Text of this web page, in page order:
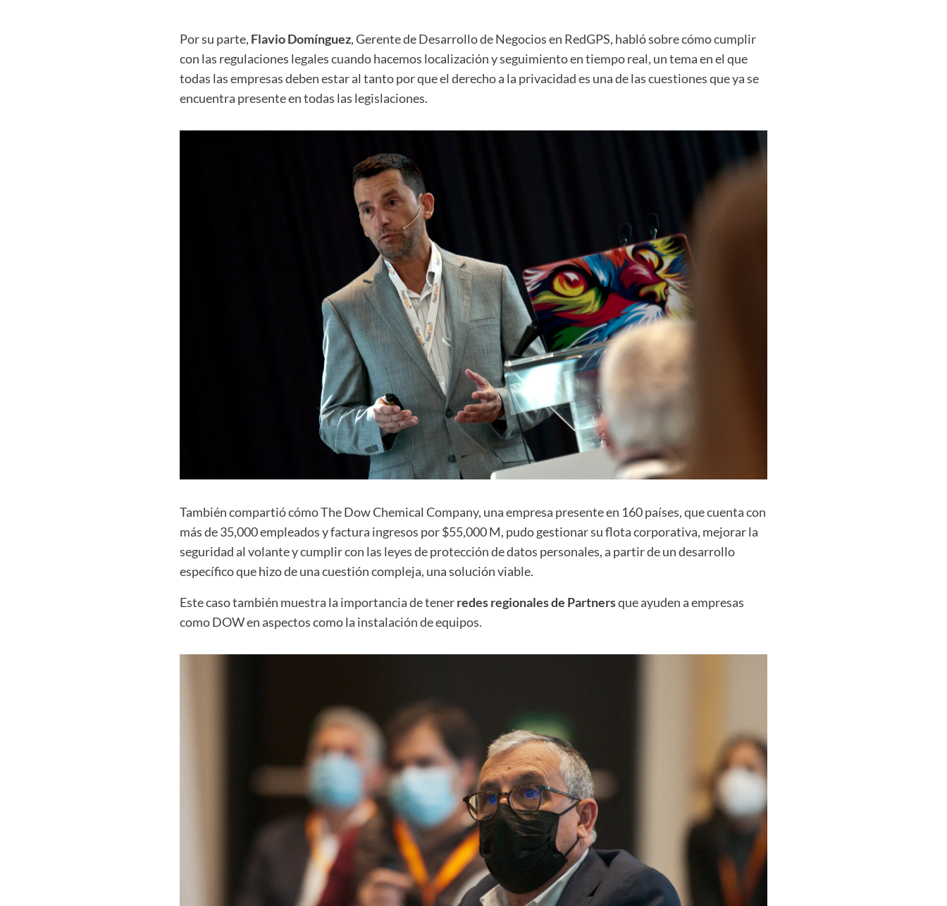
Por su parte, Flavio Domínguez, Gerente de Desarrollo de Negocios en RedGPS, habló sobre cómo cumplir
con las regulaciones legales cuando hacemos localización y seguimiento en tiempo real, un tema en el que
todas las empresas deben estar al tanto por que el derecho a la privacidad es una de las cuestiones que ya se
encuentra presente en todas las legislaciones.
También compartió cómo The Dow Chemical Company, una empresa presente en 160 países, que cuenta con
más de 35,000 empleados y factura ingresos por $55,000 M, pudo gestionar su flota corporativa, mejorar la
seguridad al volante y cumplir con las leyes de protección de datos personales, a partir de un desarrollo
específico que hizo de una cuestión compleja, una solución viable.
Este caso también muestra la importancia de tenerredes regionales de Partnersque ayuden a empresas
como DOW en aspectos como la instalación de equipos.